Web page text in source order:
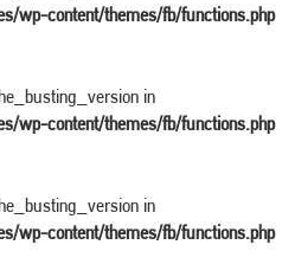
wp-content/themes/fb/functions.php
in
wp-content/themes/fb/functions.php
in
wp-content/themes/fb/functions.php